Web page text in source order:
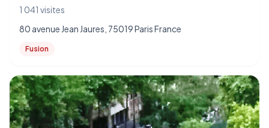
1 041 visites
80 avenue Jean Jaures, 75019 Paris France
Fusion